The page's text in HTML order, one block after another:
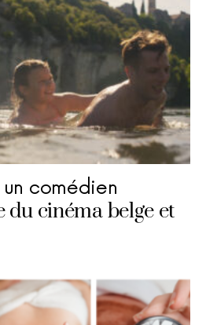
comédien
cinéma belge et